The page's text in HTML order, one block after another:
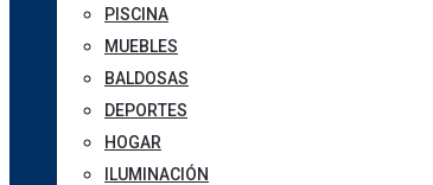
PISCINA
MUEBLES
BALDOSAS
DEPORTES
HOGAR
ILUMINACIÓN